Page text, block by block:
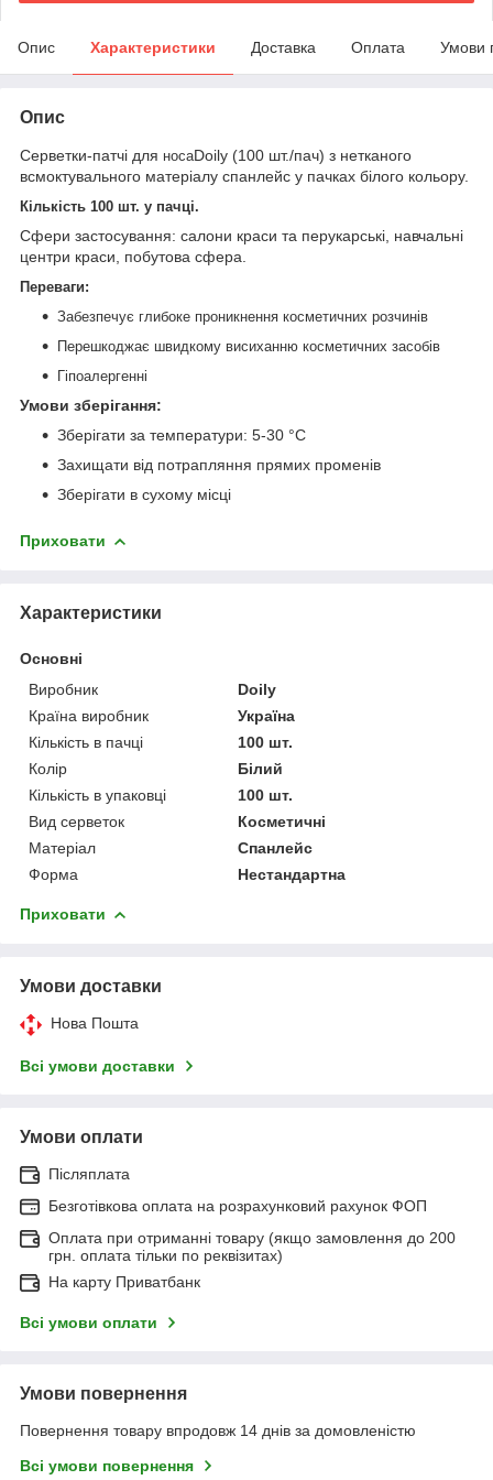
Опис Характеристики Доставка Оплата Умови
Опис
Серветки-патчі для носаDoily (100 шт./пач) з нетканого
всмоктувального матеріалу спанлейс у пачках білого кольору.
Кількість 100 шт. у пачці.
Сфери застосування: салони краси та перукарські, навчальні
центри краси, побутова сфера.
Переваги:
Забезпечує глибоке проникнення косметичних розчинів
Перешкоджає швидкому висиханню косметичних засобів
Гіпоалергенні
Умови зберігання:
Зберігати за температури: 5-30 °C
Захищати від потрапляння прямих променів
Зберігати в сухому місці
Приховати
Характеристики
Основні
Виробник
Doily
Країна виробник
Україна
Кількість в пачці
100 шт.
Колір
Білий
Кількість в упаковці
100 шт.
Вид серветок
Косметичні
Матеріал
Спанлейс
Форма
Нестандартна
Приховати
Умови доставки
Нова Пошта
Всі умови доставки
Умови оплати
Післяплата
Безготівкова оплата на розрахунковий рахунок ФОП
Оплата при отриманні товару (якщо замовлення до 200
грн. оплата тільки по реквізитах)
На карту Приватбанк
Всі умови оплати
Умови повернення
Повернення товару впродовж 14 днів за домовленістю
Всі умови повернення